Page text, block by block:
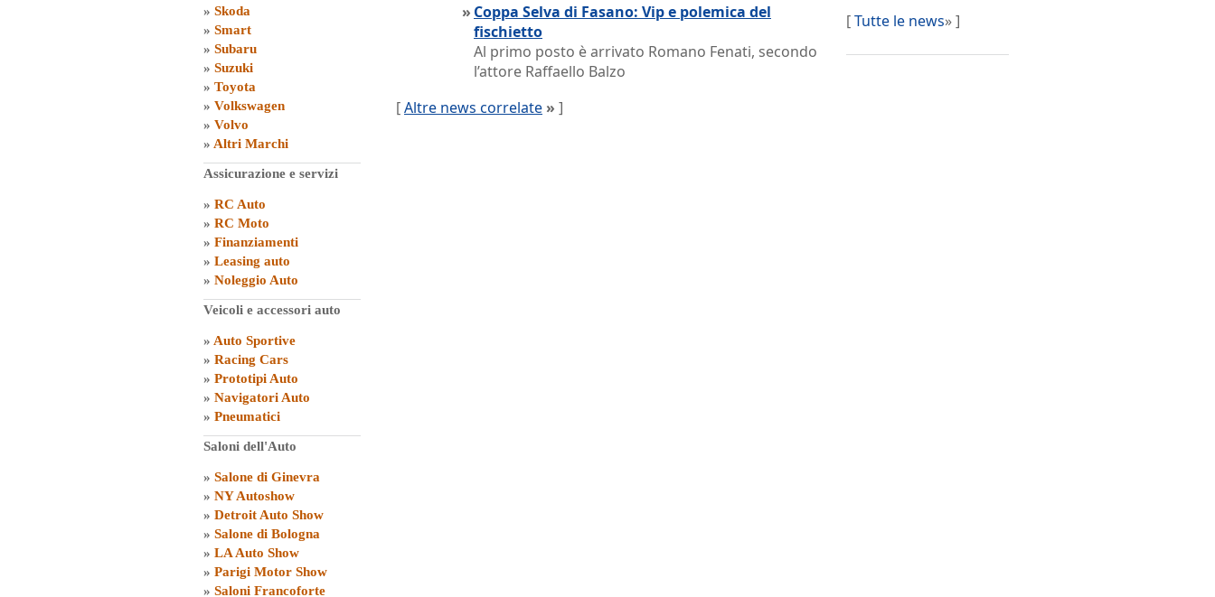
» Skoda
» Smart
» Subaru
» Suzuki
» Toyota
» Volkswagen
» Volvo
» Altri Marchi
Assicurazione e servizi
» RC Auto
» RC Moto
» Finanziamenti
» Leasing auto
» Noleggio Auto
Veicoli e accessori auto
» Auto Sportive
» Racing Cars
» Prototipi Auto
» Navigatori Auto
» Pneumatici
Saloni dell'Auto
» Salone di Ginevra
» NY Autoshow
» Detroit Auto Show
» Salone di Bologna
» LA Auto Show
» Parigi Motor Show
» Saloni Francoforte
» Coppa Selva di Fasano: Vip e polemica del
fischietto
Al primo posto è arrivato Romano Fenati, secondo
l’attore Raffaello Balzo
[Altre news correlate » ]
[Tutte le news» ]